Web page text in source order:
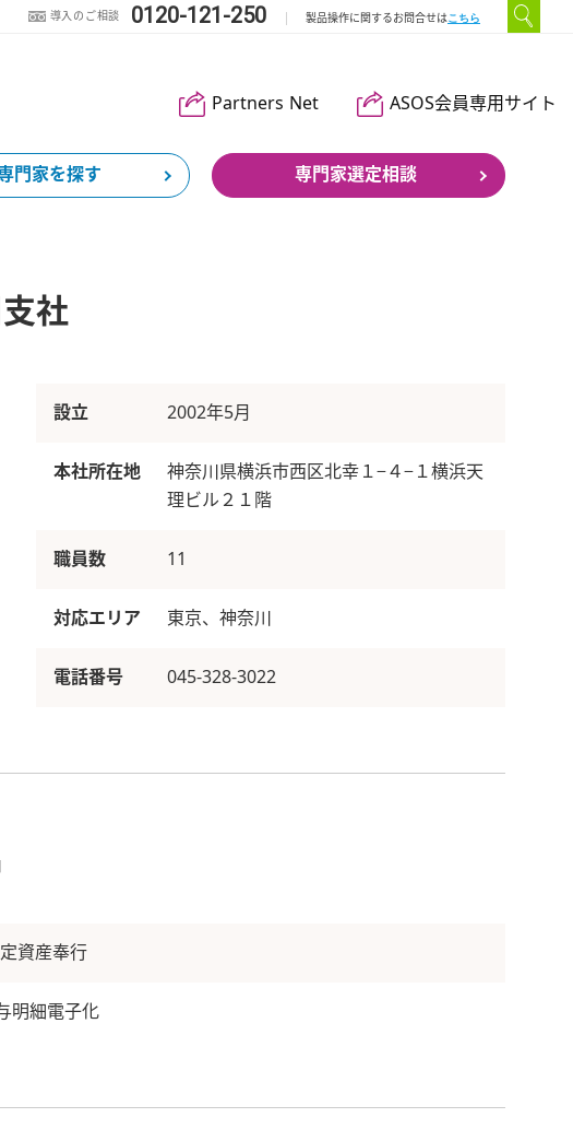
導入のご相談 0120-121-250 製品操作に関するお問合せは こちら
Partners Net ASOS会員専用サイト
門家を探す 専門家選定相談
社
設立
2002年5月
本社所在地
神奈川県横浜市西区北幸１−４−１横浜天
理ビル２１階
職員数 11
対応エリア 東京、神奈川
電話番号 045-328-3022
資産奉行
明細電子化